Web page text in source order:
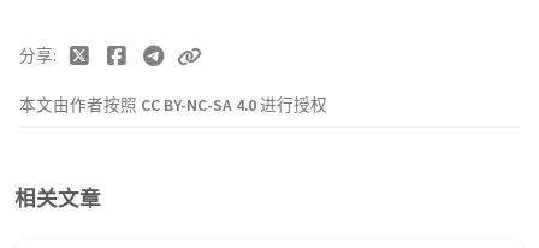
本文由作者按照 CC BY-NC-SA 4.0进行授权
分享
相关文章